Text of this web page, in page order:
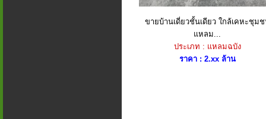
ขายบ้านเดี่ยวชั้นเดียว ใกล้เคหะชุม
แหลม...
ประเภท : แหลมฉบัง
ราคา : 2.xx ล้าน